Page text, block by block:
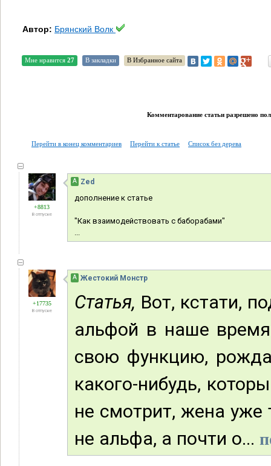
Автор: Брянский Волк
Мне нравится 27 В закладки В Избранное сайта
Комментарование статьи разрешено
Перейти в конец комментариев Перейти к статье Список без дерева
+8813
В отпуске
А Zed
дополнение к статье
"Как взаимодействовать с баборабами"
...
+17735
В отпуске
А Жестокий Монстр
Статья, Вот, кстати,
альфой в наше
свою функцию,
какого-нибудь,
не смотрит, жена уже
не альфа, а почти о...